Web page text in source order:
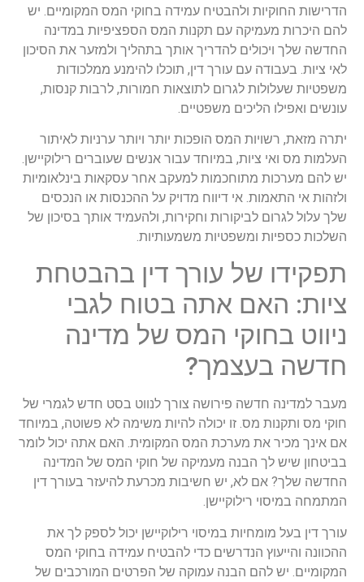
הדרישות החוקיות ולהבטיח עמידה בחוקי המס המקומיים. יש
להם היכרות מעמיקה עם תקנות המס הספציפיות במדינה
החדשה שלך ויכולים להדריך אותך בתהליך ולמזער את הסיכון
לאי ציות. בעבודה עם עורך דין, תוכלו להימנע ממלכודות
משפטיות שעלולות לגרום לתוצאות חמורות, לרבות קנסות,
עונשים ואפילו הליכים משפטיים.
יתרה מזאת, רשויות המס הופכות יותר ויותר ערניות לאיתור
העלמות מס ואי ציות, במיוחד עבור אנשים שעוברים רילוקיישן.
יש להם מערכות מתוחכמות למעקב אחר עסקאות בינלאומיות
ולזהות אי התאמות. אי דיווח מדויק על ההכנסות או הנכסים
שלך עלול לגרום לביקורות וחקירות, ולהעמיד אותך בסיכון של
השלכות כספיות ומשפטיות משמעותיות.
תפקידו של עורך דין בהבטחת
ציות: האם אתה בטוח לגבי
ניווט בחוקי המס של מדינה
חדשה בעצמך?
מעבר למדינה חדשה פירושה צורך לנווט בסט חדש לגמרי של
חוקי מס ותקנות מס. זו יכולה להיות משימה לא פשוטה, במיוחד
אם אינך מכיר את מערכת המס המקומית. האם אתה יכול לומר
בביטחון שיש לך הבנה מעמיקה של חוקי המס של המדינה
החדשה שלך? אם לא, יש חשיבות מכרעת להיעזר בעורך דין
המתמחה במיסוי רילוקיישן.
עורך דין בעל מומחיות במיסוי רילוקיישן יכול לספק לך את
ההכוונה והייעוץ הנדרשים כדי להבטיח עמידה בחוקי המס
המקומיים. יש להם הבנה עמוקה של הפרטים המורכבים של